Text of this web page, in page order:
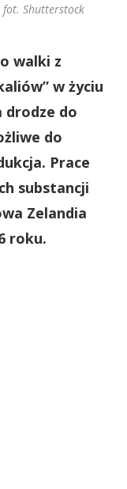
fot. Shutterstock
walki z
w życiu
drodze do
do
Prace
substancji
Zelandia
roku.